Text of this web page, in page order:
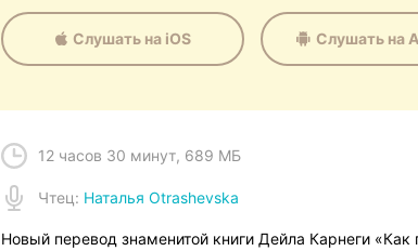
Слушать на iOS Слушать на
12 часов 30 минут, 689 МБ
Чтец: Наталья Otrashevska
Новый перевод знаменитой книги Дейла Карнеги «Как